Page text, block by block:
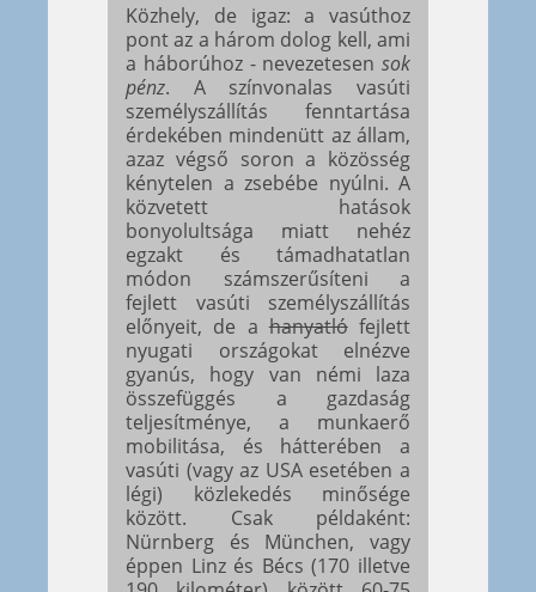
Közhely, de igaz: a vasúthoz
pont az a három dolog kell, ami
a háborúhoz - nevezetesen sok
pénz. A színvonalas vasúti
személyszállítás fenntartása
érdekében mindenütt az állam,
azaz végső soron a közösség
kénytelen a zsebébe nyúlni. A
közvetett hatások
bonyolultsága miatt nehéz
egzakt és támadhatatlan
módon számszerűsíteni a
fejlett vasúti személyszállítás
előnyeit, de ahanyatlófejlett
nyugati országokat elnézve
gyanús, hogy van némi laza
összefüggés a gazdaság
teljesítménye, a munkaerő
mobilitása, és hátterében a
vasúti (vagy az USA esetében a
légi) közlekedés minősége
között. Csak példaként:
Nürnberg és München, vagy
éppen Linz és Bécs (170 illetve